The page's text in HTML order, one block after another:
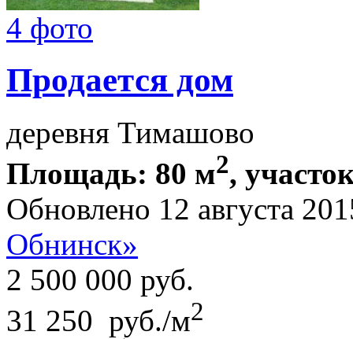
4 фото
Продается дом
деревня Тимашово
Площадь: 80 м2,
Обновлено 12 августа
Обнинск»
2 500 000 руб.
31 250 руб./м2